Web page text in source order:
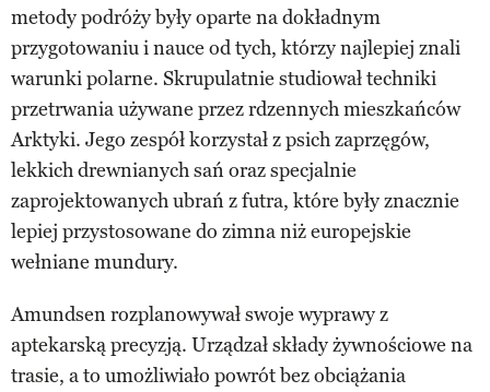
metody podróży były oparte na dokładnym
przygotowaniu i nauce od tych, którzy najlepiej znali
warunki polarne. Skrupulatnie studiował techniki
przetrwania używane przez rdzennych mieszkańców
Arktyki. Jego zespół korzystał z psich zaprzęgów,
lekkich drewnianych sań oraz specjalnie
zaprojektowanych ubrań z futra, które były znacznie
lepiej przystosowane do zimna niż europejskie
wełniane mundury.
Amundsen rozplanowywał swoje wyprawy z
aptekarską precyzją. Urządzał składy żywnościowe na
trasie, a to umożliwiało powrót bez obciążania